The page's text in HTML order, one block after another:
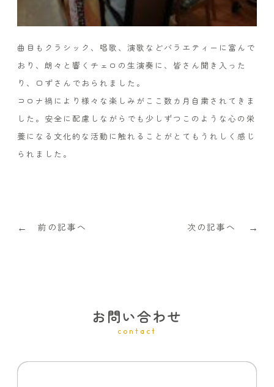
曲目もクラシック、唱歌、演歌などバラエティーに富んで
おり、朗々と響くチェロの生演奏に、皆さん聞き入った
り、口ずさんでおられました。
コロナ禍により様々な楽しみがここ数カ月自粛されてきま
した。安全に配慮しながらでも少しずつこのような心の栄
養になる文化的な活動に触れることがとてもうれしく感じ
られました。
← 前の記事へ 次の記事へ →
お問い合わせ
contact